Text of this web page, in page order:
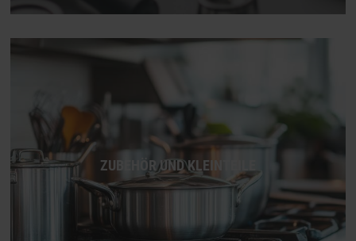
ZUBEHÖR UND KLEINTEILE